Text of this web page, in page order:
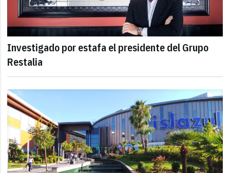
Investigado por estafa el presidente del Grupo
Restalia